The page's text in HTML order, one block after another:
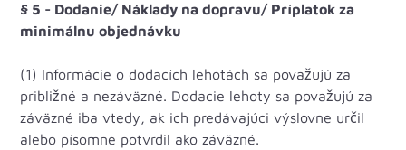
§ 5 - Dodanie/ Náklady na dopravu/ Príplatok za
minimálnu objednávku
(1) Informácie o dodacích lehotách sa považujú za
približné a nezáväzné. Dodacie lehoty sa považujú za
záväzné iba vtedy, ak ich predávajúci výslovne určil
alebo písomne potvrdil ako záväzné.